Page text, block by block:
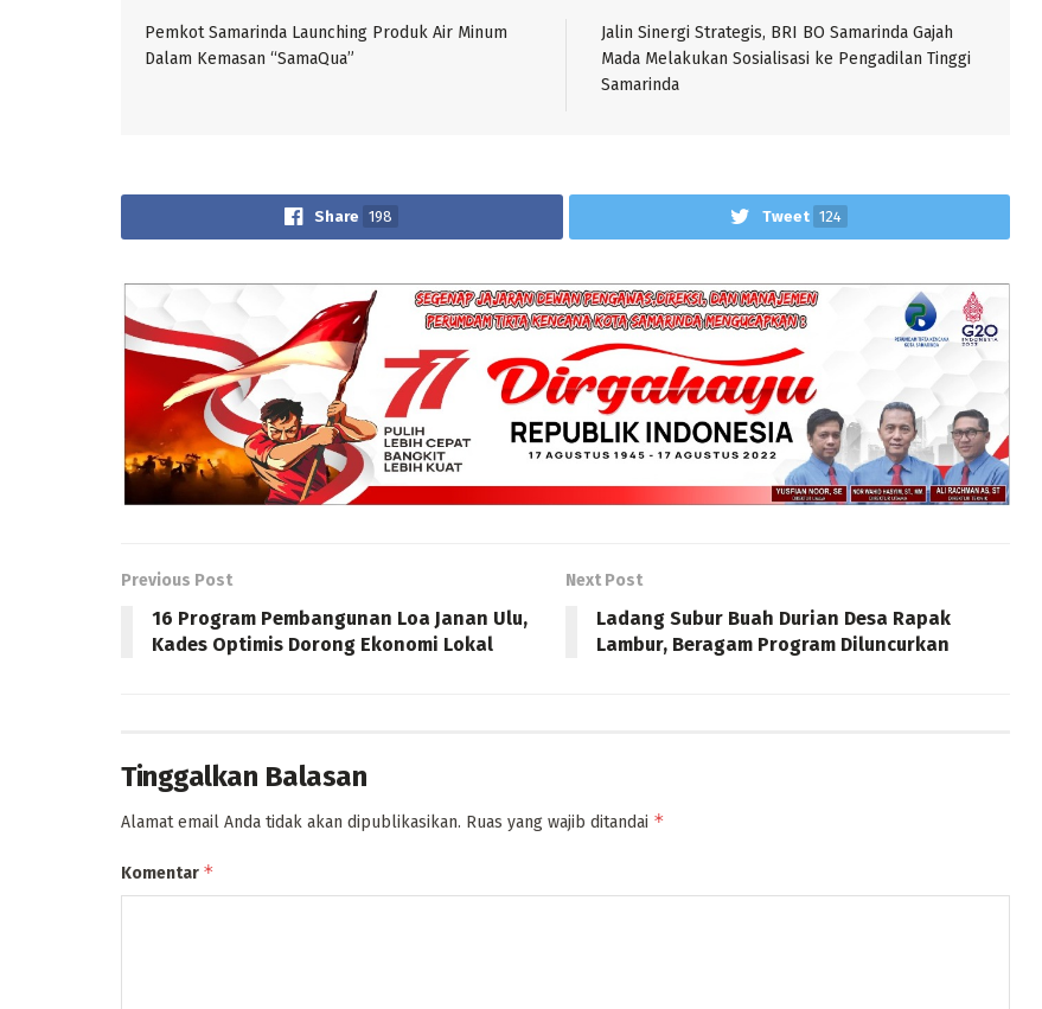
Pemkot Samarinda Launching Produk Air Minum
Dalam Kemasan “SamaQua”
Jalin Sinergi Strategis, BRI BO Samarinda Gajah
Mada Melakukan Sosialisasi ke Pengadilan Tinggi
Samarinda
Share 198 Tweet 124
Previous Post
16 Program Pembangunan Loa Janan Ulu,
Kades Optimis Dorong Ekonomi Lokal
Next Post
Ladang Subur Buah Durian Desa Rapak
Lambur, Beragam Program Diluncurkan
Tinggalkan Balasan
Alamat email Anda tidak akan dipublikasikan. Ruas yang wajib ditandai *
Komentar *